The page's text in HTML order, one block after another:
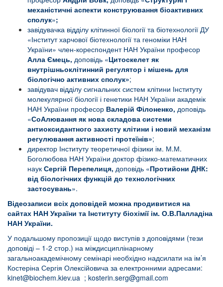
механістичні аспекти конструювання біоактивних
сполук»;
завідувачка відділу клітинної біології та біотехнології ДУ
«Інститут харчової біотехнології та геноміки НАН
України» член-кореспондент НАН України професор
Алла Ємець, доповідь «Цитоскелет як
внутрішньоклітинний регулятор і мішень для
біологічно активних сполук»;
завідувач відділу сигнальних систем клітини Інституту
молекулярної біології і генетики НАН України академік
НАН України професор Валерій Філоненко, доповідь
«СоАлювання як нова складова системи
антиоксидантного захисту клітини і новий механізм
регулювання активності протеїнів»;
директор Інституту теоретичної фізики ім. М.М.
Боголюбова НАН України доктор фізико-математичних
наук Сергій Перепелиця, доповідь «Протийони ДНК:
від біологічних функцій до технологічних
застосувань».
Відеозаписи всіх доповідей можна продивитися на
сайтах НАН України та Інституту біохімії ім. О.В.Палладіна
НАН України.
У подальшому пропозиції щодо виступів з доповідями (тези
доповіді – 1-2 стор.) на міждисциплінарному
загальноакадемічному семінарі необхідно надсилати на ім’я
Костеріна Сергія Олексійовича за електронними адресами:
kinet@biochem.kiev.ua ; kosterin.serg@gmail.com